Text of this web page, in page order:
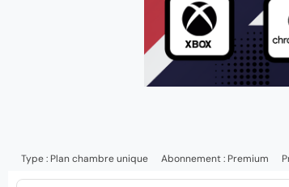
Type : Plan chambre unique Abonnement : Premium